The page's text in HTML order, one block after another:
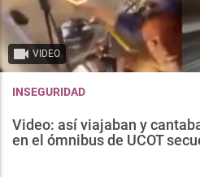
VIDEO
INSEGURIDAD
Video: así viajaban y
en el ómnibus de UCOT